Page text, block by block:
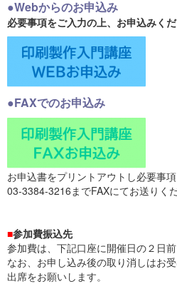
●Webからのお申込み
必要事項をご入力の上、お申込みくだ
●FAXでのお申込み
お申込書をプリントアウトし必要事項
03-3384-3216までFAXにてお送りくだ
■参加費振込先
参加費は、下記口座に開催日の２日
なお、お申し込み後の取り消しはお
出席をお願いします。